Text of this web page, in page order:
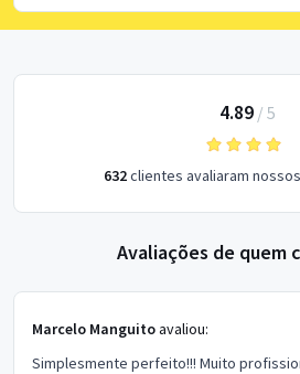
4.89/ 5
632clientes avaliaram
Avaliações de quem
Marcelo Manguitoavaliou:
Simplesmente perfeito!!! Muito